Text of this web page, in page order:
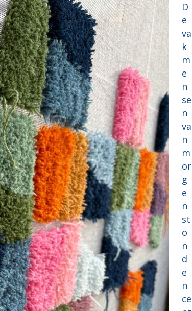
D
e
va
k
m
e
n
se
n
va
n
m
or
g
e
n
st
o
n
d
e
n
ce